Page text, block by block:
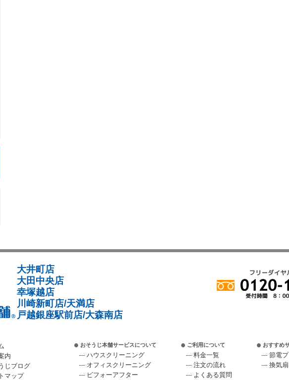
大井町店
大田中央店
幸塚越店
川崎新町店/天満店
戸越銀座駅前店/大森南店
内
じブログ
マップ
おそうじ本舗サービスについて
ハウスクリーニング
オフィスクリーニング
ビフォーアフター
ご利用について
料金一覧
注文の流れ
よくある質問
おすすめ
節電
換気